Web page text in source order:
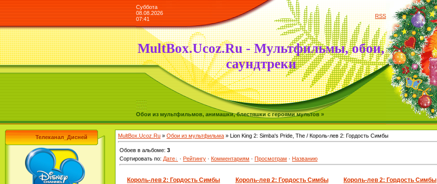
Суббота
08.08.2026
07:41
RSS
MultBox.Ucoz.Ru - Мультфильмы, обои,
саундтреки
Обои из мультфильмов, анимашки, блестяшки с героями мультов »
Телеканал_Дисней MultBox.Ucoz.Ru » Обои из мультфильма » Lion King 2: Simba's Pride, The / Король-лев 2: Гордость Симбы
Обоев в альбоме: 3
Сортировать по: Дате · Рейтингу · Комментариям · Просмотрам · Названию
Король-лев 2: Гордость Симбы Король-лев 2: Гордость Симбы Король-лев 2: Гордость Симбы